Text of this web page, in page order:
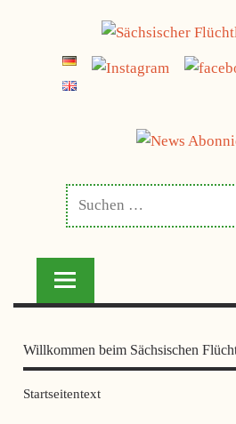
FLÜCHTLINGSRAT
Willkommen beim Sächsischen
Startseitentext